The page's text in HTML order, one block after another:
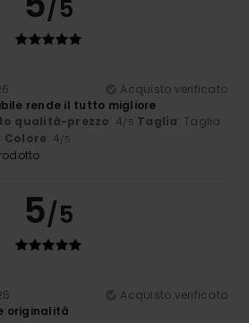
/5
Acquisto verificato
rende il tutto migliore
qualità-prezzo: 4/5 Taglia: Taglia
Colore: 4/5
5/5
Acquisto verificato
originalità